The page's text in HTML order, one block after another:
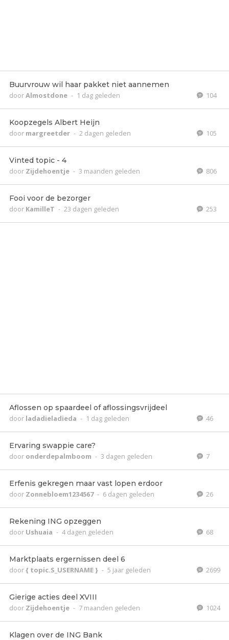
Buurvrouw wil haar pakket niet aannemen
doorAlmostdone - 1 dag geleden 104
Koopzegels Albert Heijn
door margreetder - 2 dagen geleden 105
Vinted topic - 4
door Zijdehoentje - 3 maanden geleden 806
Fooi voor de bezorger
door KamilleT - 23 dagen geleden 253
Aflossen op spaardeel of aflossingsvrijdeel
door ladadieladieda - 1 dag geleden 46
Ervaring swappie care?
door onderdepalmboom - 3 dagen geleden 7
Erfenis gekregen maar vast lopen erdoor
door Zonnebloem1234567 - 6 dagen geleden 26
Rekening ING opzeggen
door Ushuaia - 4 dagen geleden 68
Marktplaats ergernissen deel 6
door{ topic.S_USERNAME } - 5 jaar geleden 2699
Gierige acties deel XVIII
door Zijdehoentje - 7 maanden geleden 1024
Klagen over de ING Bank